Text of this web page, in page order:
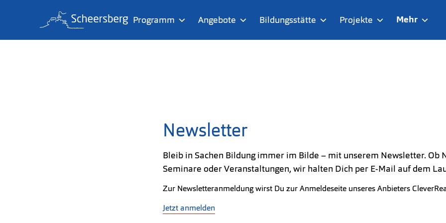
Zum Inhalt springen
Zur Fußzeile springen Programm Angebote Bildungsstätte Projekte Mehr
Newsletter
Bleib in Sachen Bildung immer im Bilde – mit unserem Newsletter. Ob
Seminare oder Veranstaltungen, wir halten Dich per E-Mail auf dem
Zur Newsletteranmeldung wirst Du zur Anmeldeseite unseres Anbieters
Jetzt anmelden